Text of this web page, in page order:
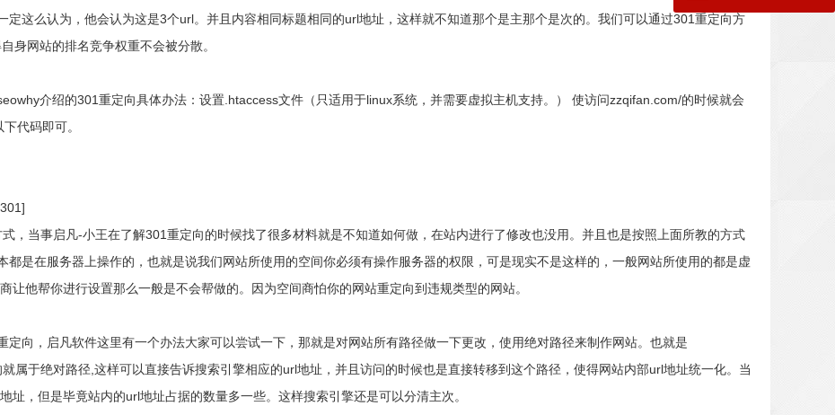
这么认为，他会认为这是3个url。并且内容相同标题相同的url地址，这样就不知道那个是主那个是次的。我们可以通过301重定向方
身网站的排名竞争权重不会被分散。
介绍的301重定向具体办法：设置.htaccess文件（只适用于linux系统，并需要虚拟主机支持。） 使访问zzqifan.com/的时候就会
代码即可。
，当事启凡-小王在了解301重定向的时候找了很多材料就是不知道如何做，在站内进行了修改也没用。并且也是按照上面所教的方式
是在服务器上操作的，也就是说我们网站所使用的空间你必须有操作服务器的权限，可是现实不是这样的，一般网站所使用的都是虚
让他帮你进行设置那么一般是不会帮做的。因为空间商怕你的网站重定向到违规类型的网站。
向，启凡软件这里有一个办法大家可以尝试一下，那就是对网站所有路径做一下更改，使用绝对路径来制作网站。也就是
属于绝对路径,这样可以直接告诉搜索引擎相应的url地址，并且访问的时候也是直接转移到这个路径，使得网站内部url地址统一化。当
址，但是毕竟站内的url地址占据的数量多一些。这样搜索引擎还是可以分清主次。